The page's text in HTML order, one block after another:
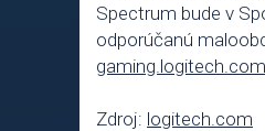
Spectrum bude v
odporúčanú
gaming.logitech.com
Zdroj: logitech.com